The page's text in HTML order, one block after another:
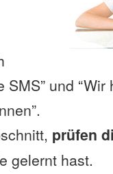
und
prüfen
gelernt hast.